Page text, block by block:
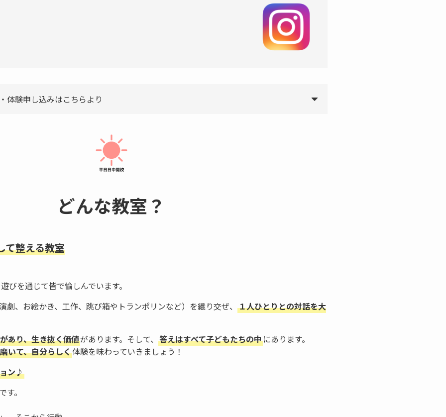
体験申し込みはこちらより
どんな教室？
て整える教室
びを通じて皆で愉しんでいます。
劇、お絵かき、工作、跳び箱やトランポリンなど）を織り交ぜ、 １人ひとりとの対話を大
あり、生き抜く価値があります。そして、 答えはすべて子どもたちの中にあります。
いて、自分らしく体験を味わっていきましょう！
ン♪
。